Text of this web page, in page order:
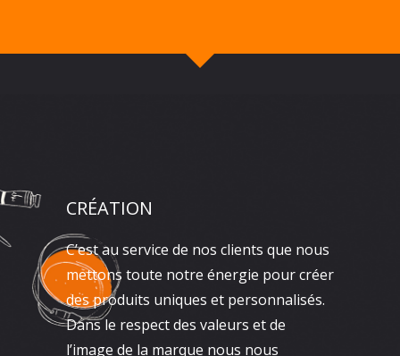
CRÉATION
C’est au service de nos clients que nous
mettons toute notre énergie pour créer
des produits uniques et personnalisés.
Dans le respect des valeurs et de
l’image de la marque nous nous